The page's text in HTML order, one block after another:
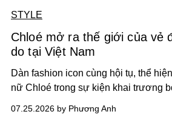
STYLE
Chloé mở ra thế giới của vẻ
do tại Việt Nam
Dàn fashion icon cùng hội tụ, thể
nữ Chloé trong sự kiện khai trương
07.25.2026 by Phương Anh